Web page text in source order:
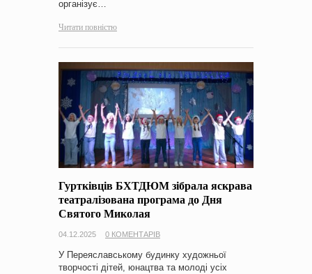
організує…
Читати повністю
Гуртківців БХТДЮМ зібрала яскрава
театралізована програма до Дня
Святого Миколая
04.12.2025 0 КОМЕНТАРІВ
У Переяславському будинку художньої
творчості дітей, юнацтва та молоді усіх